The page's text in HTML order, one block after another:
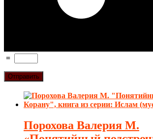
=
Порохова Валерия М.